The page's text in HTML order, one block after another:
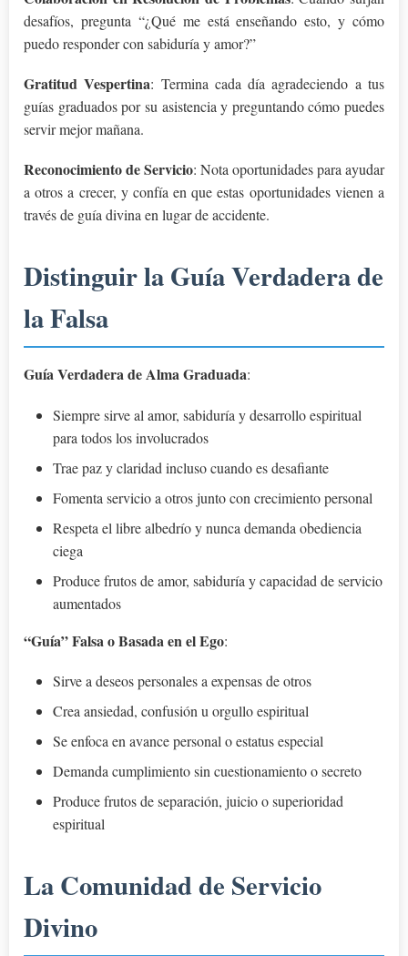
desafíos, pregunta “¿Qué me está enseñando esto, y cómo
puedo responder con sabiduría y amor?”
Gratitud Vespertina: Termina cada día agradeciendo a tus
guías graduados por su asistencia y preguntando cómo puedes
servir mejor mañana.
Reconocimiento de Servicio: Nota oportunidades para ayudar
a otros a crecer, y confía en que estas oportunidades vienen a
través de guía divina en lugar de accidente.
Distinguir la Guía Verdadera de
la Falsa
Guía Verdadera de Alma Graduada:
Siempre sirve al amor, sabiduría y desarrollo espiritual
para todos los involucrados
Trae paz y claridad incluso cuando es desafiante
Fomenta servicio a otros junto con crecimiento personal
Respeta el libre albedrío y nunca demanda obediencia
ciega
Produce frutos de amor, sabiduría y capacidad de servicio
aumentados
“Guía” Falsa o Basada en el Ego:
Sirve a deseos personales a expensas de otros
Crea ansiedad, confusión u orgullo espiritual
Se enfoca en avance personal o estatus especial
Demanda cumplimiento sin cuestionamiento o secreto
Produce frutos de separación, juicio o superioridad
espiritual
La Comunidad de Servicio
Divino